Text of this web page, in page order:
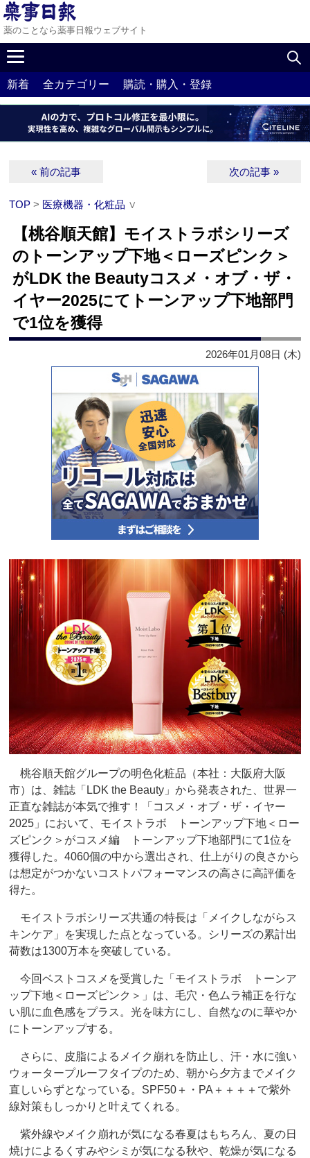
薬のことなら薬事日報ウェブサイト
新着 全カテゴリー 購読・購入・登録
« 前の記事 次の記事 »
TOP > 医療機器・化粧品 ∨
【桃谷順天館】モイストラボシリーズ
のトーンアップ下地＜ローズピンク＞
がLDK the Beautyコスメ・オブ・ザ・
イヤー2025にてトーンアップ下地部門
で1位を獲得
2026年01月08日 (木)
桃谷順天館グループの明色化粧品（本社：大阪府大阪
市）は、雑誌「LDK the Beauty」から発表された、世界一
正直な雑誌が本気で推す！「コスメ・オブ・ザ・イヤー
2025」において、モイストラボ トーンアップ下地＜ロー
ズピンク＞がコスメ編 トーンアップ下地部門にて1位を
獲得した。4060個の中から選出され、仕上がりの良さから
は想定がつかないコストパフォーマンスの高さに高評価を
得た。
モイストラボシリーズ共通の特長は「メイクしながらス
キンケア」を実現した点となっている。シリーズの累計出
荷数は1300万本を突破している。
今回ベストコスメを受賞した「モイストラボ トーンア
ップ下地＜ローズピンク＞」は、毛穴・色ムラ補正を行な
い肌に血色感をプラス。光を味方にし、自然なのに華やか
にトーンアップする。
さらに、皮脂によるメイク崩れを防止し、汗・水に強い
ウォータープルーフタイプのため、朝から夕方までメイク
直しいらずとなっている。SPF50＋・PA＋＋＋＋で紫外
線対策もしっかりと叶えてくれる。
紫外線やメイク崩れが気になる春夏はもちろん、夏の日
焼けによるくすみやシミが気になる秋や、乾燥が気になる